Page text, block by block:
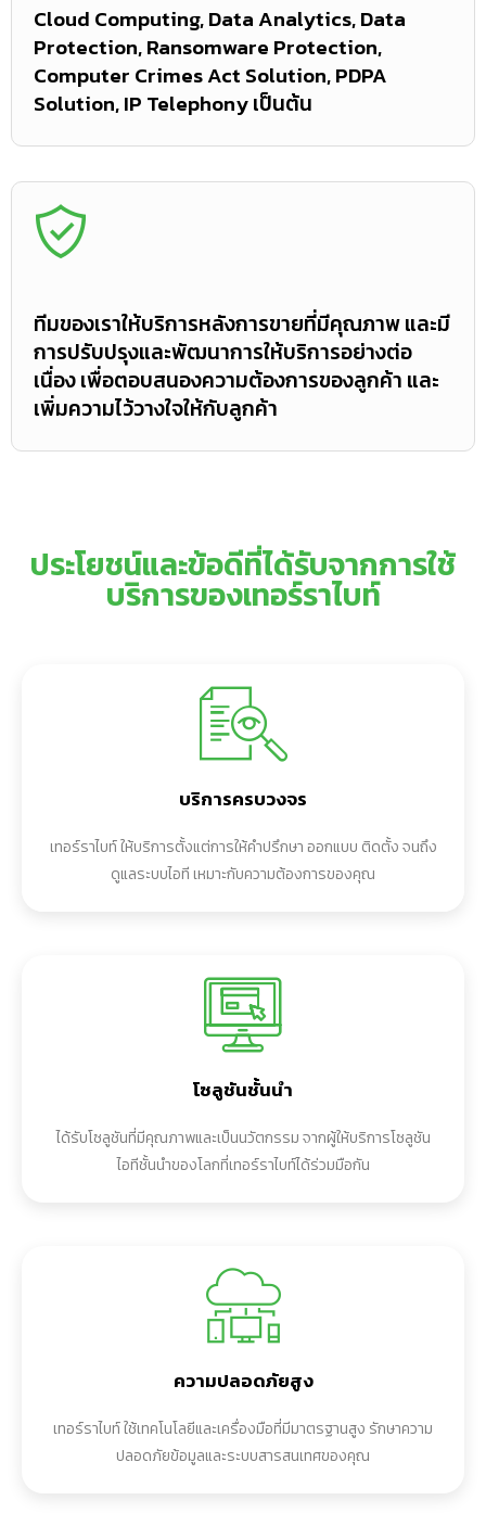
Cloud Computing, Data Analytics, Data
Protection, Ransomware Protection,
Computer Crimes Act Solution, PDPA
Solution, IP Telephony เป็นต้น
ทีมของเราให้บริการหลังการขายที่มีคุณภาพ และมี
การปรับปรุงและพัฒนาการให้บริการอย่างต่อ
เนื่อง เพื่อตอบสนองความต้องการของลูกค้า และ
เพิ่มความไว้วางใจให้กับลูกค้า
ประโยชน์และข้อดีที่ได้รับจากการใช้
บริการของเทอร์ราไบท์
บริการครบวงจร​
เทอร์ราไบท์ ให้บริการตั้งแต่การให้คำปรึกษา ออกแบบ ติดตั้ง จนถึง
ดูแลระบบไอที เหมาะกับความต้องการของคุณ​
โซลูชันชั้นนำ
ได้รับโซลูชันที่มีคุณภาพและเป็นนวัตกรรม จากผู้ให้บริการโซลูชัน
ไอทีชั้นนำของโลกที่เทอร์ราไบท์ได้ร่วมมือกัน
ความปลอดภัยสูง​
เทอร์ราไบท์ ใช้เทคโนโลยีและเครื่องมือที่มีมาตรฐานสูง รักษาความ
ปลอดภัยข้อมูลและระบบสารสนเทศของคุณ​